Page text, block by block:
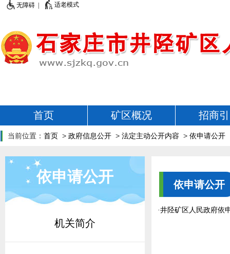
无障碍 | 适老模式
首页 矿区概况 招商
当前位置： 首页 > 政府信息公开 > 法定主动公开内容 > 依申请公开
依申请公开
机关简介
依申请公开
·井陉矿区人民政府依